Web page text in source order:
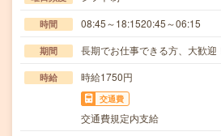
時間 08:45～18:1520:45～06:15
期間 長期でお仕事できる方、大歓迎
時給 時給1750円
交通費
交通費規定内支給